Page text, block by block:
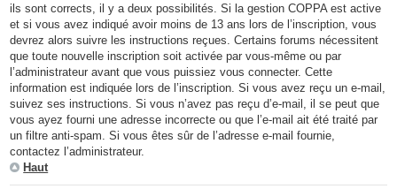
ils sont corrects, il y a deux possibilités. Si la gestion COPPA est active
et si vous avez indiqué avoir moins de 13 ans lors de l’inscription, vous
devrez alors suivre les instructions reçues. Certains forums nécessitent
que toute nouvelle inscription soit activée par vous-même ou par
l’administrateur avant que vous puissiez vous connecter. Cette
information est indiquée lors de l’inscription. Si vous avez reçu un e-mail,
suivez ses instructions. Si vous n’avez pas reçu d’e-mail, il se peut que
vous ayez fourni une adresse incorrecte ou que l’e-mail ait été traité par
un filtre anti-spam. Si vous êtes sûr de l’adresse e-mail fournie,
contactez l’administrateur.
Haut